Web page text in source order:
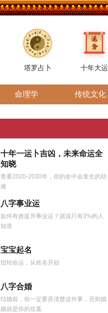
塔罗占卜 十年大运
命理学 传统文化
十年一运卜吉凶，未来命运全
知晓
查看2020-2030年，你的命中会发生的劫
难
八字事业运
如何有效提升事业运？据说只有3%的人
知道
宝宝起名
扭转命运，从姓名开始
八字合婚
结婚前，你一定要弄清楚这件事，否则婚
姻就是你的坟墓